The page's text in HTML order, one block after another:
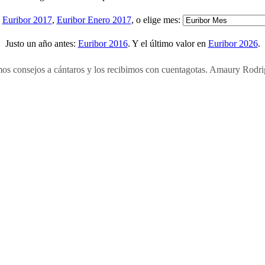
Euribor 2017, Euribor Enero 2017, o elige mes:
Justo un año antes: Euribor 2016. Y el último valor en Euribor 2026.
consejos a cántaros y los recibimos con cuentagotas. Amaury